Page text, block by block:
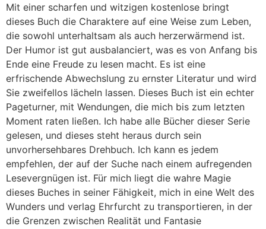
Mit einer scharfen und witzigen kostenlose bringt
dieses Buch die Charaktere auf eine Weise zum Leben,
die sowohl unterhaltsam als auch herzerwärmend ist.
Der Humor ist gut ausbalanciert, was es von Anfang bis
Ende eine Freude zu lesen macht. Es ist eine
erfrischende Abwechslung zu ernster Literatur und wird
Sie zweifellos lächeln lassen. Dieses Buch ist ein echter
Pageturner, mit Wendungen, die mich bis zum letzten
Moment raten ließen. Ich habe alle Bücher dieser Serie
gelesen, und dieses steht heraus durch sein
unvorhersehbares Drehbuch. Ich kann es jedem
empfehlen, der auf der Suche nach einem aufregenden
Lesevergnügen ist. Für mich liegt die wahre Magie
dieses Buches in seiner Fähigkeit, mich in eine Welt des
Wunders und verlag Ehrfurcht zu transportieren, in der
die Grenzen zwischen Realität und Fantasie